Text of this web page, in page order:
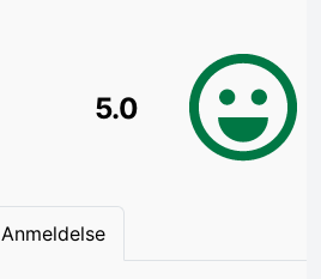
5.0
Anmeldelse